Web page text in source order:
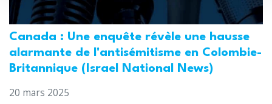
Canada : Une enquête révèle une hausse
alarmante de l'antisémitisme en Colombie-
Britannique (Israel National News)
20 mars 2025